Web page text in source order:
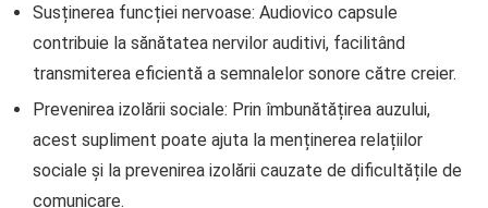
Susținerea funcției nervoase: Audiovico capsule
contribuie la sănătatea nervilor auditivi, facilitând
transmiterea eficientă a semnalelor sonore către creier.
Prevenirea izolării sociale: Prin îmbunătățirea auzului,
acest supliment poate ajuta la menținerea relațiilor
sociale și la prevenirea izolării cauzate de dificultățile de
comunicare.